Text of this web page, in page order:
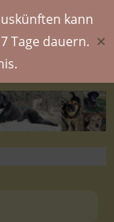
kann
Tage dauern. ✕